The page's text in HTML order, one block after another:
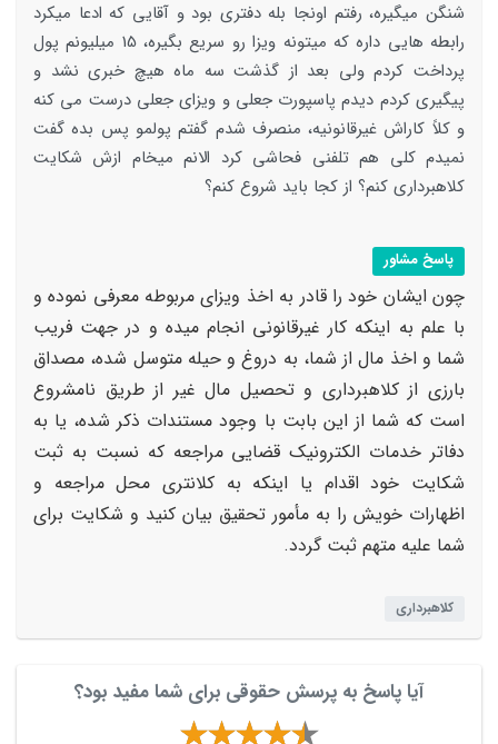
شنگن میگیره، رفتم اونجا بله دفتری بود و آقایی که ادعا میکرد
رابطه هایی داره که میتونه ویزا رو سریع بگیره، 15 میلیونم پول
پرداخت کردم ولی بعد از گذشت سه ماه هیچ خبری نشد و
پیگیری کردم دیدم پاسپورت جعلی و ویزای جعلی درست می کنه
و کلاً کاراش غیرقانونیه، منصرف شدم گفتم پولمو پس بده گفت
نمیدم کلی هم تلفنی فحاشی کرد الانم میخام ازش شکایت
کلاهبرداری کنم؟ از کجا باید شروع کنم؟
پاسخ مشاور
چون ایشان خود را قادر به اخذ ویزای مربوطه معرفی نموده و
با علم به اینکه کار غیرقانونی انجام میده و در جهت فریب
شما و اخذ مال از شما، به دروغ و حیله متوسل شده، مصداق
بارزی از کلاهبرداری و تحصیل مال غیر از طریق نامشروع
است که شما از این بابت با وجود مستندات ذکر شده، یا به
دفاتر خدمات الکترونیک قضایی مراجعه که نسبت به ثبت
شکایت خود اقدام یا اینکه به کلانتری محل مراجعه و
اظهارات خویش را به مأمور تحقیق بیان کنید و شکایت برای
شما علیه متهم ثبت گردد.
کلاهبرداری
آیا پاسخ به پرسش حقوقی برای شما مفید بود؟